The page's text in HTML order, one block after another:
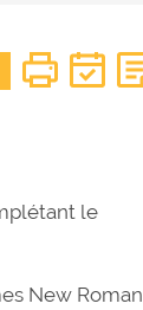
le
New Roman,